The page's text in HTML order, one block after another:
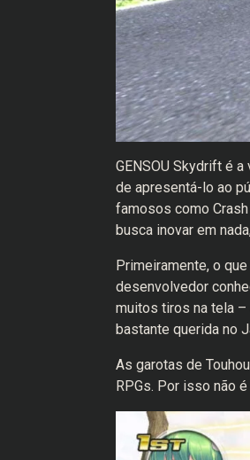
GENSOU Skydrift é
de apresentá-lo ao
famosos como Crash
busca inovar em
Primeiramente, o
desenvolvedor
muitos tiros na tela –
bastante querida no
As garotas de
RPGs. Por isso não